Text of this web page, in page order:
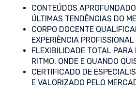
CONTEÚDOS
ÚLTIMAS TENDÊNCIAS DO
CORPO DOCENTE
EXPERIÊNCIA
FLEXIBILIDADE TOTAL PARA
RITMO, ONDE E QUANDO
CERTIFICADO DE
E VALORIZADO PELO